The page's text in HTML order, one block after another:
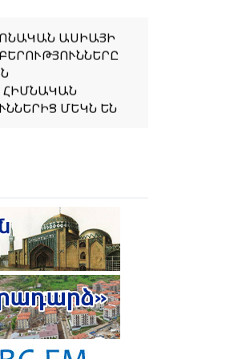
ՄԵԿՆ ԵՆ
ՄԵԴԱԼ ՆՎԱՃԵՑ
ԹՈՂՆԻ ԻՐ
ԵՎ